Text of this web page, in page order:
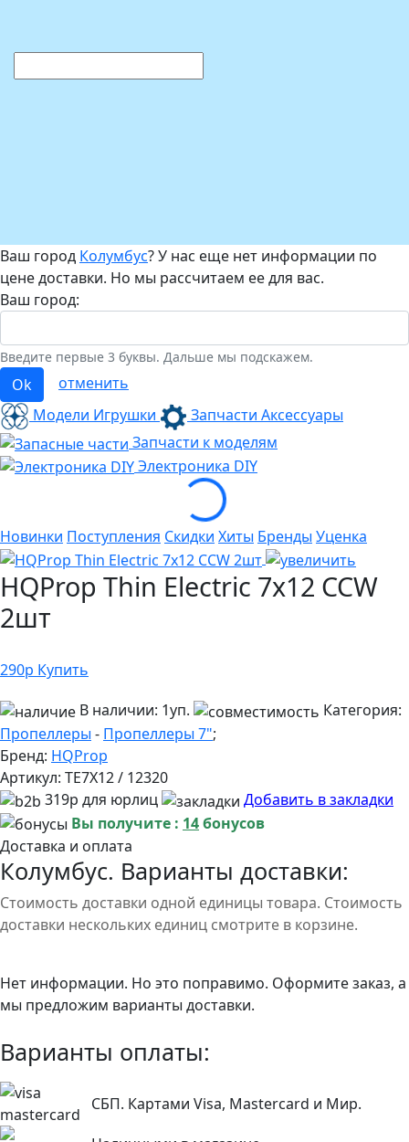
Ваш город Колумбус? У нас еще нет информации по
цене доставки. Но мы рассчитаем ее для вас.
Ваш город:
Введите первые 3 буквы. Дальше мы подскажем.
Ok
отменить
Модели Игрушки
Запчасти Аксессуары
Запчасти к моделям
Электроника DIY
Loading...
Новинки Поступления Скидки Хиты Бренды Уценка
HQProp Thin Electric 7x12 CCW
2шт
290р Купить
В наличии: 1уп.
Категория:
Пропеллеры - Пропеллеры 7";
Бренд: HQProp
Артикул: TE7X12 / 12320
319р для юрлиц
Добавить в закладки
Вы получите : 14бонусов
Доставка и оплата
Колумбус. Варианты доставки:
Стоимость доставки одной единицы товара. Стоимость
доставки нескольких единиц смотрите в корзине.
Нет информации. Но это поправимо. Оформите заказ, а
мы предложим варианты доставки.
Варианты оплаты:
СБП. Картами Visa, Mastercard и Мир.